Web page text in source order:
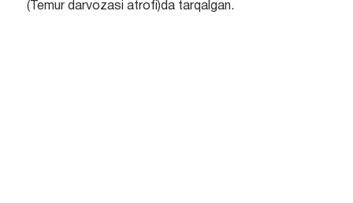
(Temur darvozasi atrofi)da tarqalgan.